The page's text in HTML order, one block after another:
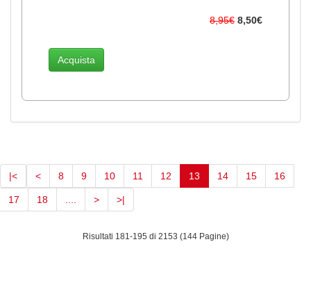
8,95€ 8,50€
Acquista
|< < 8 9 10 11 12 13 (current)
14 15 16
17 18 > >|
Risultati 181-195 di 2153 (144 Pagine)